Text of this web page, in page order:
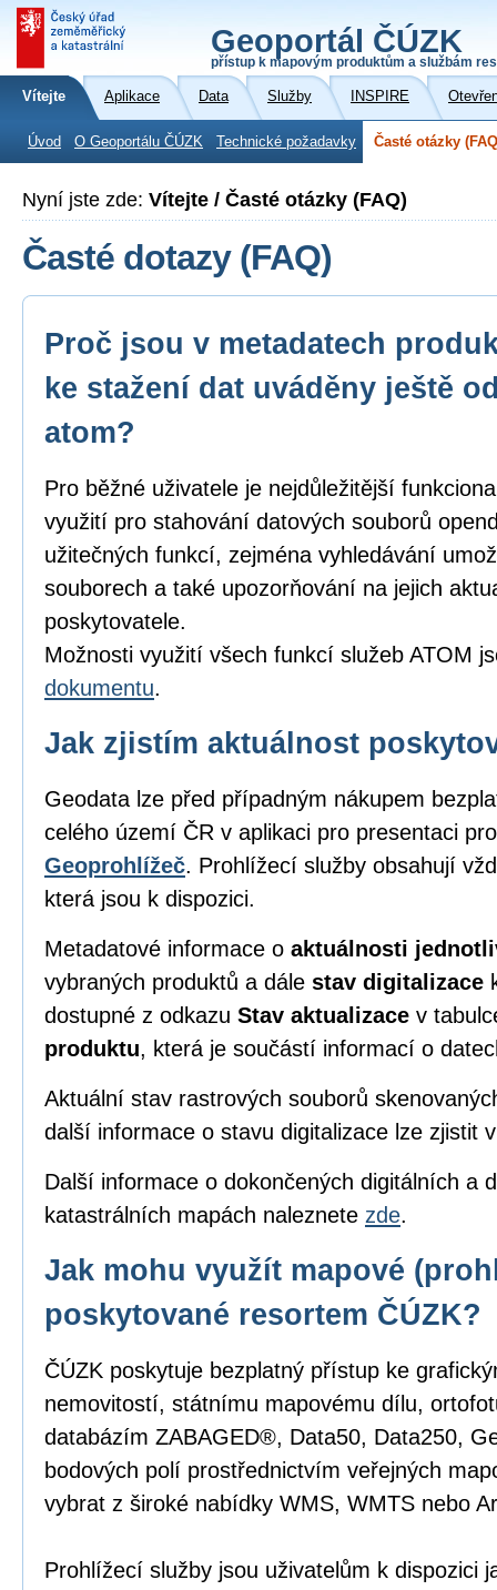
Geoportál ČÚZK
přístup k mapovým produktům a službám
Vítejte Aplikace Data Služby INSPIRE
Úvod O Geoportálu ČÚZK Technické požadavky Časté otázky
Nyní jste zde: Vítejte / Časté otázky (FAQ)
Časté dotazy (FAQ)
Proč jsou v metadatech
ke stažení dat uváděny ještě
atom?
Pro běžné uživatele je nejdůležitější
využití pro stahování datových souborů
užitečných funkcí, zejména vyhledávání
souborech a také upozorňování na jejich
poskytovatele.
Možnosti využití všech funkcí služeb ATOM
dokumentu.
Jak zjistím aktuálnost
Geodata lze před případným nákupem
celého území ČR v aplikaci pro presentaci
Geoprohlížeč. Prohlížecí služby obsahují
která jsou k dispozici.
Metadatové informace o aktuálnosti
vybraných produktů a dále stav digitalizace
dostupné z odkazu Stav aktualizace v
produktu, která je součástí informací o
Aktuální stav rastrových souborů
další informace o stavu digitalizace lze zjistit
Další informace o dokončených digitálních a
katastrálních mapách naleznete zde.
Jak mohu využít mapové
poskytované resortem ČÚZK?
ČÚZK poskytuje bezplatný přístup ke
nemovitostí, státnímu mapovému dílu,
databázím ZABAGED®, Data50, Data250,
bodových polí prostřednictvím veřejných
vybrat z široké nabídky WMS, WMTS nebo
Prohlížecí služby jsou uživatelům k dispozici